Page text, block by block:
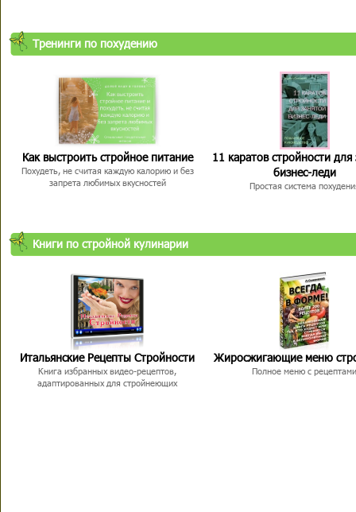
Тренинги по похудению
Как выстроить стройное питание
Похудеть, не считая каждую калорию и без
запрета любимых вкусностей
11 каратов стройности для
бизнес-леди
Простая система
Книги по стройной кулинарии
Итальянские Рецепты Стройности
Книга избранных видео-рецептов,
адаптированных для стройнеющих
Жиросжигающие меню
Полное меню с рецептами